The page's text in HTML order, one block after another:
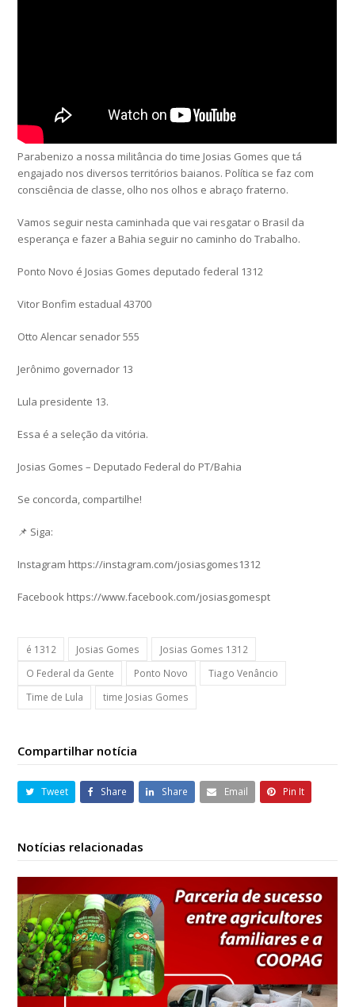
Parabenizo a nossa militância do time Josias Gomes que tá
engajado nos diversos territórios baianos. Política se faz com
consciência de classe, olho nos olhos e abraço fraterno.
Vamos seguir nesta caminhada que vai resgatar o Brasil da
esperança e fazer a Bahia seguir no caminho do Trabalho.
Ponto Novo é Josias Gomes deputado federal 1312
Vitor Bonfim estadual 43700
Otto Alencar senador 555
Jerônimo governador 13
Lula presidente 13.
Essa é a seleção da vitória.
Josias Gomes – Deputado Federal do PT/Bahia
Se concorda, compartilhe!
📌 Siga:
Instagram https://instagram.com/josiasgomes1312
Facebook https://www.facebook.com/josiasgomespt
é 1312 Josias Gomes
Josias Gomes 1312
O Federal da Gente
Ponto Novo
Tiago Venâncio
Time de Lula
time Josias Gomes
Compartilhar notícia
Tweet Share Share Email Pin It
Notícias relacionadas